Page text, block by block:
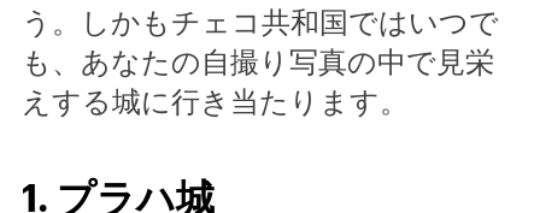
う。しかもチェコ共和国ではいつで
も、あなたの自撮り写真の中で見栄
えする城に行き当たります。
1. プラハ城